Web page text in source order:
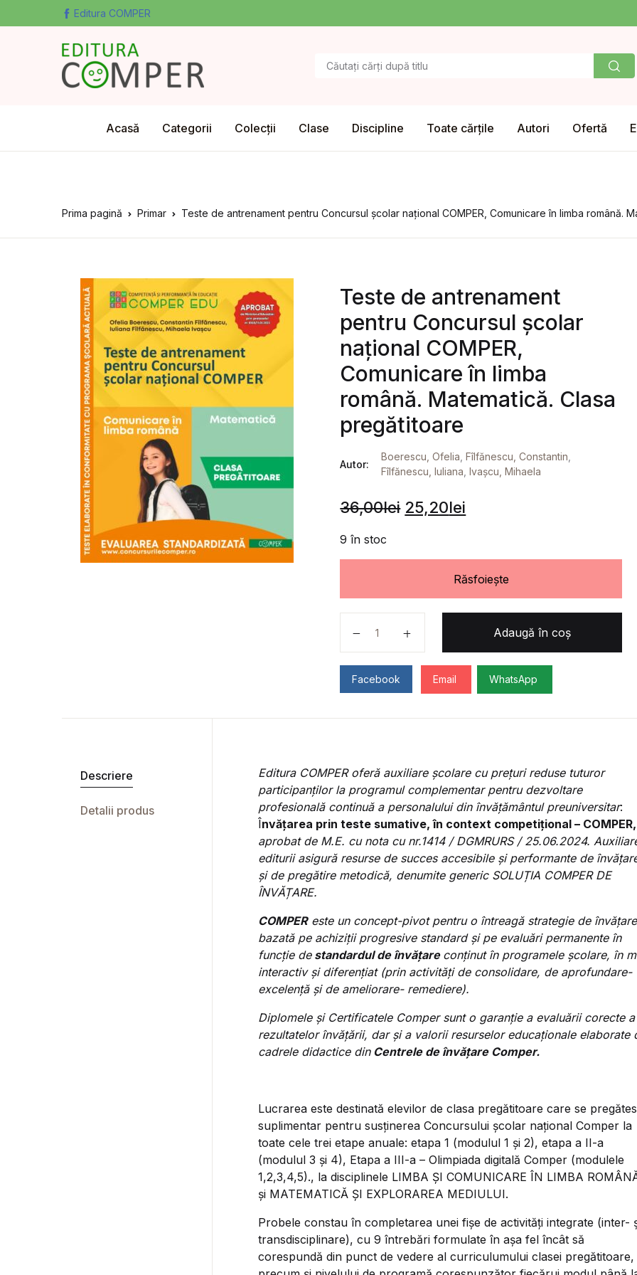
Editura COMPER
Acasă Categorii Colecții Clase Discipline Toate cărțile Autori Ofertă
Prima pagină Primar Teste de antrenament pentru Concursul școlar național COMPER, Comunicare în limba română.
Teste de antrenament
pentru Concursul școlar
național COMPER,
Comunicare în limba
română. Matematică. Clasa
pregătitoare
Autor:
Boerescu, Ofelia ,Fîlfănescu, Constantin
Fîlfănescu, Iuliana ,Ivașcu, Mihaela
36,00lei 25,20lei
9 în stoc
Răsfoiește
Adaugă în coș
Facebook Email WhatsApp
Descriere
Detalii produs
Editura COMPER oferă auxiliare școlare cu prețuri reduse tuturor
participanților la programul complementar pentru dezvoltare
profesională continuă a personalului din învățământul preuniversitar:
Învățarea prin teste sumative, în context competițional – COMPER,
aprobat de M.E. cu nota cu nr.1414 / DGMRURS / 25.06.2024.
editurii asigură resurse de succes accesibile și performante de
și de pregătire metodică, denumite generic SOLUȚIA COMPER DE
ÎNVĂȚARE.
COMPEReste un concept-pivot pentru o întreagă strategie de învățare
bazată pe achiziții progresive standard și pe evaluări permanente în
funcție destandardul de învățare conținut în programele școlare, în
interactiv și diferențiat (prin activități de consolidare, de aprofundare-
excelență și de ameliorare- remediere).
Diplomele și Certificatele Comper sunt o garanție a evaluării corecte a
rezultatelor învățării, dar și a valorii resurselor educaționale elaborate
cadrele didactice dinCentrele de învățare Comper.
Lucrarea este destinată elevilor de clasa pregătitoare care se
suplimentar pentru susţinerea Concursului școlar național Comper la
toate cele trei etape anuale: etapa 1 (modulul 1 și 2), etapa a II-a
(modulul 3 și 4), Etapa a III-a – Olimpiada digitală Comper (modulele
1,2,3,4,5)., la disciplinele LIMBA ȘI COMUNICARE ÎN LIMBA
și MATEMATICĂ ȘI EXPLORAREA MEDIULUI.
Probele constau în completarea unei fișe de activităţi integrate (inter-
transdisciplinare), cu 9 întrebări formulate în așa fel încât să
corespundă din punct de vedere al curriculumului clasei pregătitoare,